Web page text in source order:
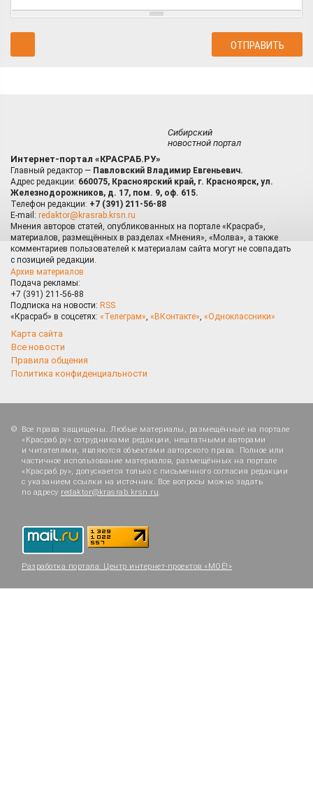
Сибирский
новостной портал
Интернет-портал «КРАСРАБ.РУ»
Главный редактор — Павловский Владимир Евгеньевич.
Адрес редакции: 660075, Красноярский край, г. Красноярск, ул.
Железнодорожников, д. 17, пом. 9, оф. 615.
Телефон редакции: +7 (391) 211-56-88
E-mail: redaktor@krasrab.krsn.ru
Мнения авторов статей, опубликованных на портале «Красраб»,
материалов, размещённых в разделах «Мнения», «Молва», а также
комментариев пользователей к материалам сайта могут не совпадать
с позицией редакции.
Архив материалов
Подача рекламы:
+7 (391) 211-56-88
Подписка на новости: RSS
«Красраб» в соцсетях: «Телеграм» «ВКонтакте» «Одноклассники»
Карта сайта
Все новости
Правила общения
Политика конфиденциальности
Все права защищены. Любые материалы, размещённые на портале
«Красраб.ру» сотрудниками редакции, нештатными авторами
и читателями, являются объектами авторского права. Полное или
частичное использование материалов, размещённых на портале
«Красраб.ру», допускается только с письменного согласия редакции
с указанием ссылки на источник. Все вопросы можно задать
по адресу redaktor@krasrab.krsn.ru.
Разработка портала: Центр интернет-проектов «МОЁ!»